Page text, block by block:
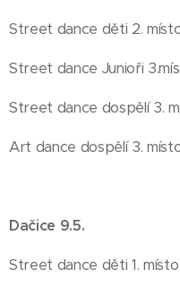
Street dance děti 2.
Street dance Junioři
Street dance dospělí 3.
Art dance dospělí 3.
Dačice 9.5.
Street dance děti 1. místo